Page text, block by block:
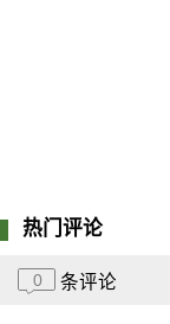
热门评论
0 条评论